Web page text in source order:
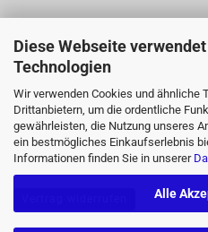
Diese Webseite
Technologien
Wir verwenden Cookies und ähnliche
Drittanbietern, um die ordentliche
gewährleisten, die Nutzung unseres
ein bestmögliches Einkaufserlebnis
Informationen finden Sie in unserer
Alle